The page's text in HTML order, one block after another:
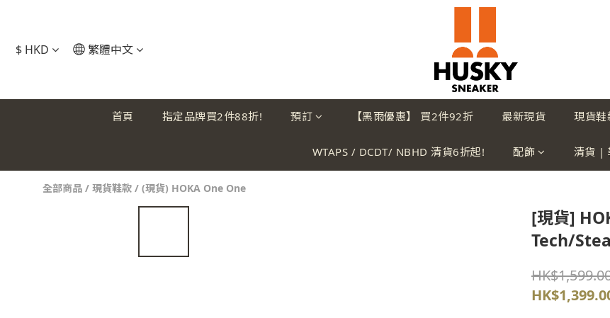
$ HKD 繁體中文
首頁 指定品牌買2件88折! 預訂 【黑雨優惠】 買2件92折 最新現貨 現貨鞋
WTAPS / DCDT/ NBHD 清貨6折起! 配飾 清貨 |
全部商品 / 現貨鞋款 / (現貨) HOKA One One
[現貨]
Tech/